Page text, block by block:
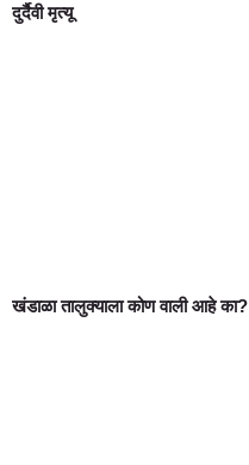
दुर्दैवी मृत्यू
खंडाळा तालुक्याला कोण वाली आहे का?